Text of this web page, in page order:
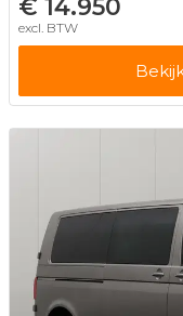
€ 14.950
excl. BTW